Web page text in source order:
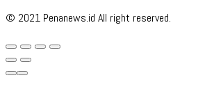
© 2021 Penanews.id All right reserved.